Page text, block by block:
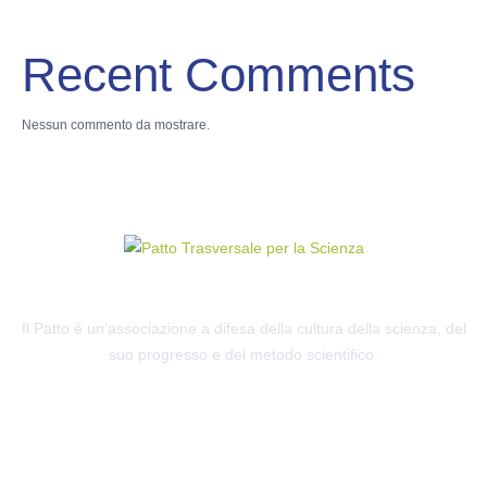
Recent Comments
Nessun commento da mostrare.
Il Patto è un’associazione a difesa della cultura della scienza, del
suo progresso e del metodo scientifico.